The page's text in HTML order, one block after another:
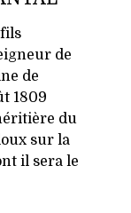
de
de
1809
du
sur la
il sera le